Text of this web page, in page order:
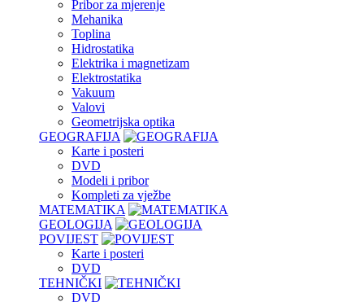
Pribor za mjerenje
Mehanika
Toplina
Hidrostatika
Elektrika i magnetizam
Elektrostatika
Vakuum
Valovi
Geometrijska optika
GEOGRAFIJA
Karte i posteri
DVD
Modeli i pribor
Kompleti za vježbe
MATEMATIKA
GEOLOGIJA
POVIJEST
Karte i posteri
DVD
TEHNIČKI
DVD